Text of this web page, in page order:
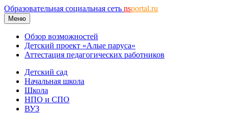
Образовательная социальная сеть nsportal.ru
Меню
Обзор возможностей
Детский проект «Алые паруса»
Аттестация педагогических работников
Детский сад
Начальная школа
Школа
НПО и СПО
ВУЗ